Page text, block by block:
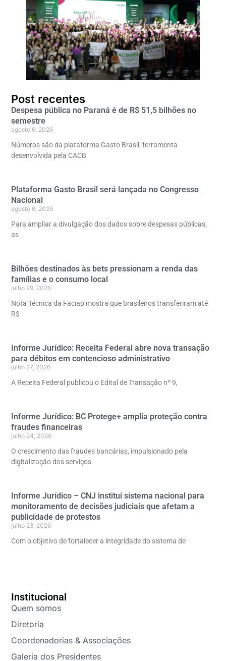
Post recentes
Despesa pública no Paraná é de R$ 51,5 bilhões no
semestre
agosto 6, 2026
Números são da plataforma Gasto Brasil, ferramenta
desenvolvida pela CACB
Plataforma Gasto Brasil será lançada no Congresso
Nacional
agosto 6, 2026
Para ampliar a divulgação dos dados sobre despesas públicas,
as
Bilhões destinados às bets pressionam a renda das
famílias e o consumo local
julho 29, 2026
Nota Técnica da Faciap mostra que brasileiros transferiram até
R$
Informe Jurídico: Receita Federal abre nova transação
para débitos em contencioso administrativo
julho 27, 2026
A Receita Federal publicou o Edital de Transação nº 9,
Informe Jurídico: BC Protege+ amplia proteção contra
fraudes financeiras
julho 24, 2026
O crescimento das fraudes bancárias, impulsionado pela
digitalização dos serviços
Informe Jurídico – CNJ institui sistema nacional para
monitoramento de decisões judiciais que afetam a
publicidade de protestos
julho 23, 2026
Com o objetivo de fortalecer a integridade do sistema de
Institucional
Quem somos
Diretoria
Coordenadorias & Associações
Galeria dos Presidentes